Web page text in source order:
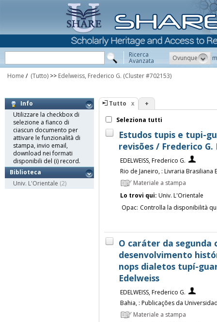
Ricerca
Avanzata Ovunque
Home / (Tutto) >> Edelweiss, Frederico G. (Cluster #702153)
Info
Utilizzare la checkbox di
selezione a fianco di
ciascun documento per
attivare le funzionalità di
stampa, invio email,
download nei formati
disponibili del (i) record.
Biblioteca
Univ. L'Orientale (2)
Tutto +
Seleziona tutti
Estudos tupis e tupi-
revisões / Frederico G.
EDELWEISS, Frederico G.
Rio de Janeiro, : Livraria Brasiliana
Materiale a stampa
Lo trovi qui: Univ. L'Orientale
Opac: Controlla la disponibilità
O caráter da segunda
desenvolvimento
nops dialetos tupí-
Edelweiss
EDELWEISS, Frederico G.
Bahia, : Publicações da
Materiale a stampa